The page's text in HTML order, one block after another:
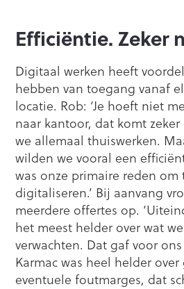
Efficiëntie. Zeker
Digitaal werken heeft
hebben van toegang vanaf
locatie. Rob: ‘Je hoeft niet
naar kantoor, dat komt
we allemaal thuiswerken.
wilden we vooral een
was onze primaire reden om
digitaliseren.’ Bij aanvang
meerdere offertes op.
het meest helder over wat
verwachten. Dat gaf voor
Karmac was heel helder
eventuele foutmarges, dat